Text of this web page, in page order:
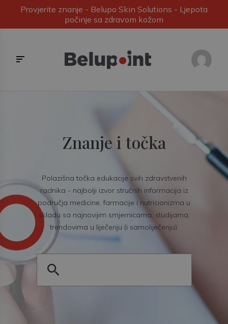
Provjerite znanje - Belupo Skin Solutions - Ljepota
počinje sa zdravom kožom
Znanje i točka
Polazišna točka edukacije svih zdravstvenih
radnika - najbolji izvor stručnih informacija iz
područja medicine, farmacije i nutricionizma u
skladu sa najnovijim smjernicama, studijama,
trendovima u liječenju (i samoliječenju).